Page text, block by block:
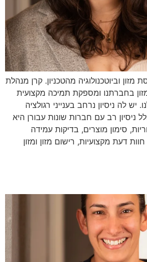
וביוטכנולוגיה מהטכניון. קרן מנהלת
בחברתנו ומספקת תמיכה מקצועית
יש לה ניסיון נרחב בענייני רגולציה
ניסיון רב עם חברות שונות עבורן היא
סימון מוצרים, בדיקות עמידה
דעת מקצועיות, רישום מזון ומזון